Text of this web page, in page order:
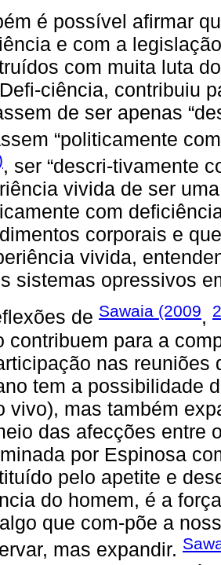
é possível afirmar
e com a
com muita luta
ciência, contribuiu
de ser apenas
“politicamente
, ser “descri-tivamente
vivida de ser
com
corporais e
vivida,
sistemas opressivos
de Sawaia (2009,
contribuem para a
nas reuniões
tem a possibilidade
vivo), mas também
das afecções entre
por Espinosa
pelo apetite e
do homem, é a
que com-põe a
mas expandir.